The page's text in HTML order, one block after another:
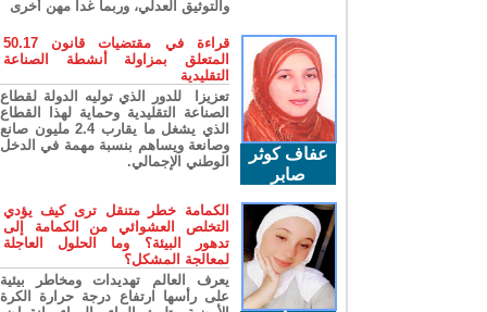
والتوثيق العدلي، وربما غدا مهن أخرى
عفاف كوثر
صابر
قراءة في مقتضيات قانون 50.17
المتعلق بمزاولة أنشطة الصناعة
التقليدية
تعزيزا للدور الذي توليه الدولة لقطاع
الصناعة التقليدية وحماية لهذا القطاع
الذي يشغل ما يقارب 2.4 مليون صانع
وصانعة ويساهم بنسبة مهمة في الدخل
الوطني الإجمالي.
الكمامة خطر متنقل ترى كيف يؤدي
التخلص العشوائي من الكمامة إلى
تدهور البيئة؟ وما الحلول العاجلة
لمعالجة المشكل؟
يعرف العالم تهديدات ومخاطر بيئية
على رأسها ارتفاع درجة حرارة الكرة